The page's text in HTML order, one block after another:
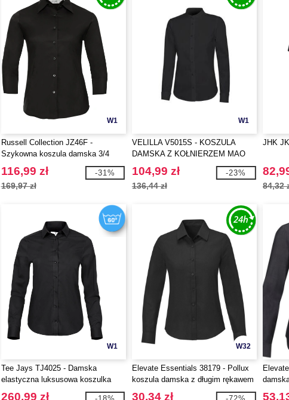
W1
Russell Collection JZ46F -
Szykowna koszula damska 3/4
116,99 zł
169,97 zł
-31%
W1
VELILLA V5015S - KOSZULA
DAMSKA Z KOŁNIERZEM MAO
104,99 zł
136,44 zł
-23%
JHK
84,32
W1
Tee Jays TJ4025 - Damska
elastyczna luksusowa koszulka
260,99 zł
W32
Elevate Essentials 38179 - Pollux
koszula damska z długim rękawem
30,34 zł